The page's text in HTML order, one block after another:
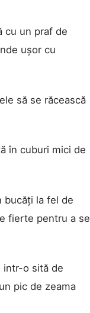
cu un praf de
ușor cu
să se răcească
în cuburi mici de
bucăți la fel de
fierte pentru a se
intr-o sită de
pic de zeama